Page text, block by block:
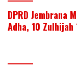
DPRD Jembrana
Adha, 10